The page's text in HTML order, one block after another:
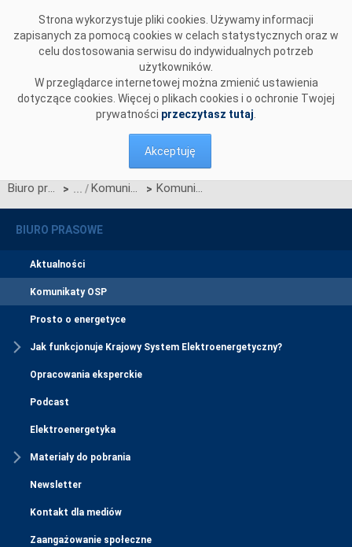
Strona wykorzystuje pliki cookies. Używamy informacji
zapisanych za pomocą cookies w celach statystycznych oraz w
celu dostosowania serwisu do indywidualnych potrzeb
użytkowników.
W przeglądarce internetowej można zmienić ustawienia
dotyczące cookies. Więcej o plikach cookies i o ochronie Twojej
prywatności przeczytasz tutaj
Akceptuję
Biuro prasowe > Komunikaty OSP > Komunikat dotyczący prawa do rekompensaty za redysponowanie nierynkowe instalacji wiatrowych w dniach 28, 29 i 30 czerwca oraz 1 lipca 2025 r.
BIURO PRASOWE
Aktualności
Komunikaty OSP
Prosto o energetyce
Jak funkcjonuje Krajowy System Elektroenergetyczny?
Opracowania eksperckie
Podcast
Elektroenergetyka
Materiały do pobrania
Newsletter
Kontakt dla mediów
Zaangażowanie społeczne